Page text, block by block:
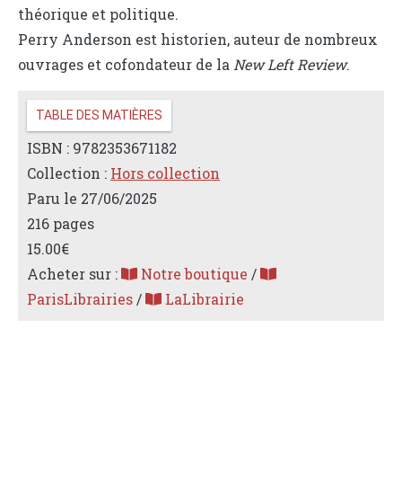
théorique et politique.
Perry Anderson est historien, auteur de nombreux
ouvrages et cofondateur de la New Left Review.
TABLE DES MATIÈRES
ISBN : 9782353671182
Collection : Hors collection
Paru le 27/06/2025
216 pages
15.00€
Acheter sur :
Notre boutique /
ParisLibrairies / LaLibrairie